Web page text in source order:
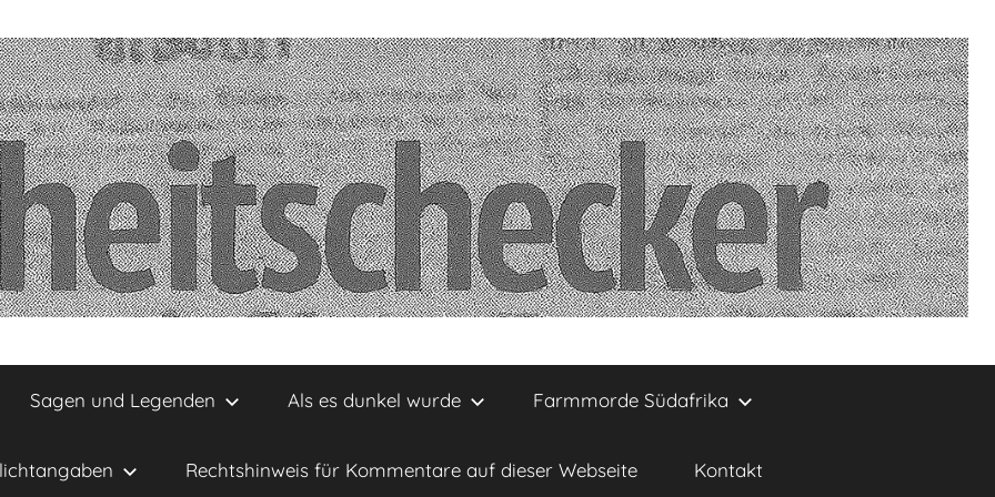
Sagen und Legenden Als es dunkel wurde Farmmorde Südafrika
Rechtshinweis für Kommentare auf dieser Webseite Kontakt